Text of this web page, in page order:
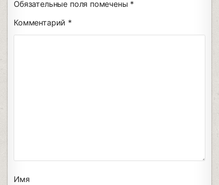
Обязательные поля помечены *
Комментарий *
Имя